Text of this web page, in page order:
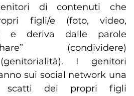
di contenuti che
figli/e (foto, video,
e deriva dalle parole
(condividere)
I genitori
sui social network una
dei propri figli